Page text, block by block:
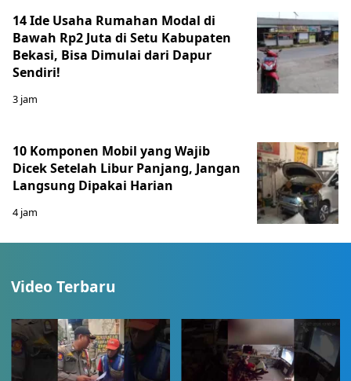
14 Ide Usaha Rumahan Modal di
Bawah Rp2 Juta di Setu Kabupaten
Bekasi, Bisa Dimulai dari Dapur
Sendiri!
3 jam
10 Komponen Mobil yang Wajib
Dicek Setelah Libur Panjang, Jangan
Langsung Dipakai Harian
4 jam
Video Terbaru